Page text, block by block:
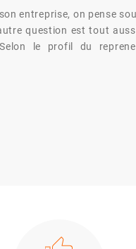
entreprise, on pense
question est tout
le profil du